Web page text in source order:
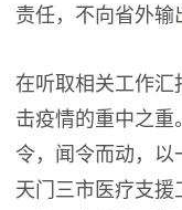
责任，不向省外输
在听取相关工作汇
击疫情的重中之重
令，闻令而动，以
天门三市医疗支援